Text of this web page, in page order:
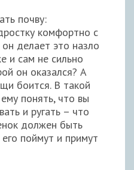
почву:
комфортно с
делает это назло
и сам не сильно
он оказался? А
боится. В такой
понять, что вы
и ругать – что
должен быть
поймут и примут